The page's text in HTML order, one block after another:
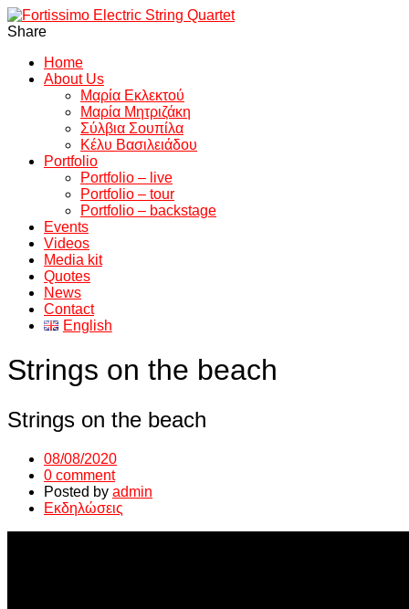
Share
Home
About Us
Μαρία Εκλεκτού
Μαρία Μητριζάκη
Σύλβια Σουπίλα
Κέλυ Βασιλειάδου
Portfolio
Portfolio – live
Portfolio – tour
Portfolio – backstage
Events
Videos
Media kit
Quotes
News
Contact
English
Strings on the beach
Strings on the beach
08/08/2020
0 comment
Posted by admin
Εκδηλώσεις